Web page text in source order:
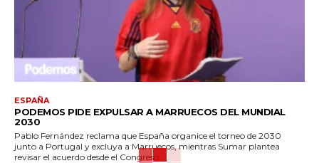
ESPAÑA
PODEMOS PIDE EXPULSAR A MARRUECOS DEL MUNDIAL
2030
Pablo Fernández reclama que España organice el torneo de 2030
junto a Portugal y excluya a Marruecos, mientras Sumar plantea
revisar el acuerdo desde el Congreso.